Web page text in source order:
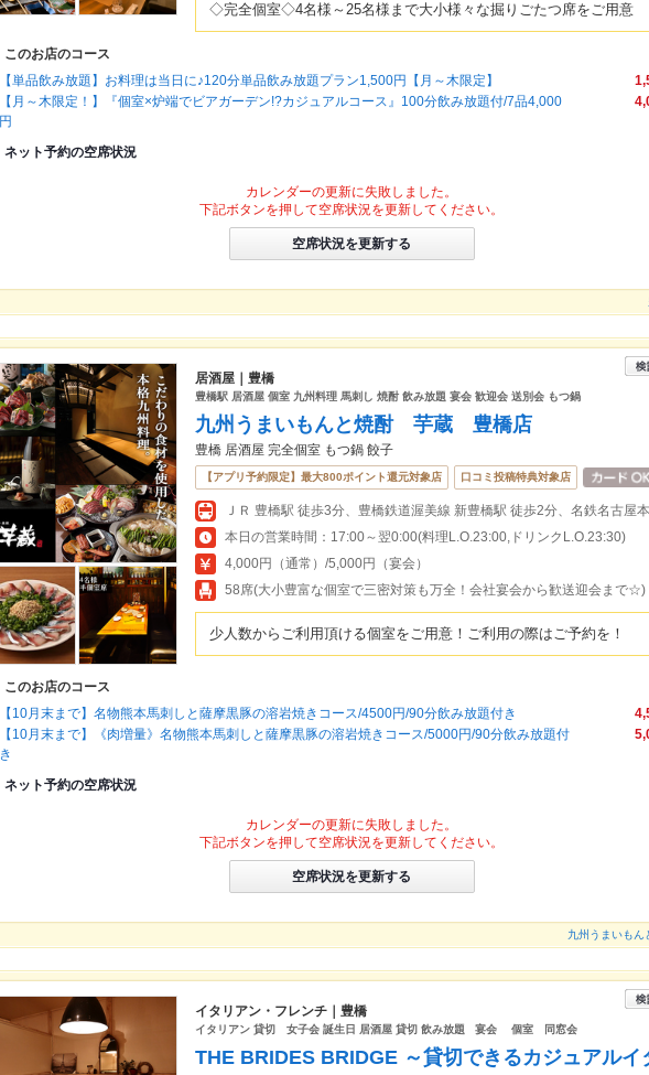
◇完全個室◇4名様～25名様まで大小様々な掘りごたつ席をご用意
このお店のコース
【単品飲み放題】お料理は当日に♪120分単品飲み放題プラン1,500円【月～木限定】
【月～木限定！】『個室×炉端でビアガーデン!?カジュアルコース』100分飲み放題付/7品4,000
円
ネット予約の空席状況
カレンダーの更新に失敗しました。
下記ボタンを押して空席状況を更新してください。
空席状況を更新する
居酒屋｜豊橋
豊橋駅 居酒屋 個室 九州料理 馬刺し 焼酎 飲み放題 宴会 歓迎会 送別会 もつ鍋
九州うまいもんと焼酎 芋蔵 豊橋店
豊橋 居酒屋 完全個室 もつ鍋 餃子
【アプリ予約限定】最大800ポイント還元対象店 口コミ投稿特典対象店
本日の営業時間：17:00～翌0:00(料理L.O.23:00,ドリンクL.O.23:30)
4,000円（通常）/5,000円（宴会）
58席(大小豊富な個室で三密対策も万全！会社宴会から歓送迎会まで☆)
少人数からご利用頂ける個室をご用意！ご利用の際はご予約を！
このお店のコース
【10月末まで】名物熊本馬刺しと薩摩黒豚の溶岩焼きコース/4500円/90分飲み放題付き
【10月末まで】《肉増量》名物熊本馬刺しと薩摩黒豚の溶岩焼きコース/5000円/90分飲み放題付
き
ネット予約の空席状況
カレンダーの更新に失敗しました。
下記ボタンを押して空席状況を更新してください。
空席状況を更新する
九州うまいもん
イタリアン・フレンチ｜豊橋
イタリアン 貸切 女子会 誕生日 居酒屋 貸切 飲み放題 宴会 個室 同窓会
THE BRIDES BRIDGE ～貸切できるカジュアルイ